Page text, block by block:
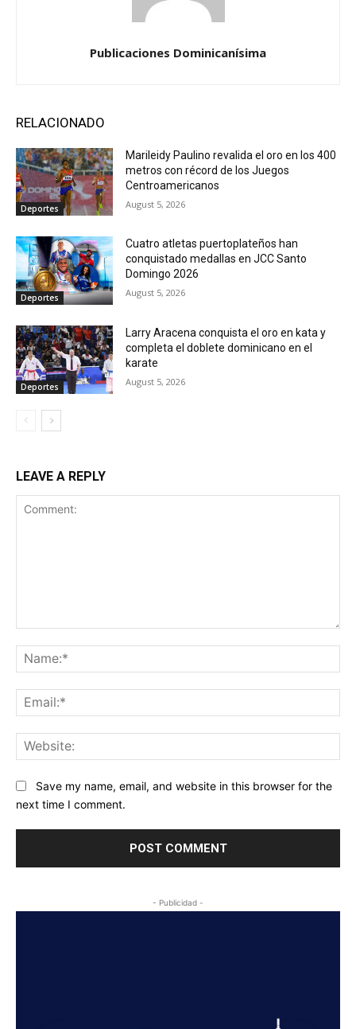
Publicaciones Dominicanísima
RELACIONADO
Deportes
Marileidy Paulino revalida el oro en los 400
metros con récord de los Juegos
Centroamericanos
August 5, 2026
Deportes
Cuatro atletas puertoplateños han
conquistado medallas en JCC Santo
Domingo 2026
August 5, 2026
Deportes
Larry Aracena conquista el oro en kata y
completa el doblete dominicano en el
karate
August 5, 2026
LEAVE A REPLY
Save my name, email, and website in this browser for the
next time I comment.
- Publicidad -